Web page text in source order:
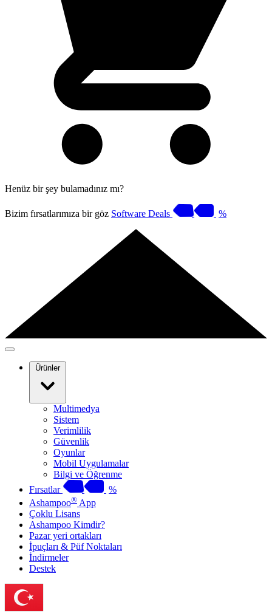
Henüz bir şey bulamadınız mı?
Bizim fırsatlarımıza bir göz Software Deals %
Ürünler
Multimedya
Sistem
Verimlilik
Güvenlik
Oyunlar
Mobil Uygulamalar
Bilgi ve Öğrenme
Fırsatlar
%
Ashampoo® App
Çoklu Lisans
Ashampoo Kimdir?
Pazar yeri ortakları
İpuçları & Püf Noktaları
İndirmeler
Destek